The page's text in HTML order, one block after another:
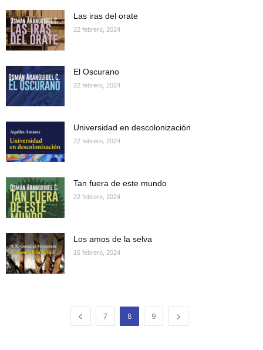
Las iras del orate
22 febrero, 2024
El Oscurano
22 febrero, 2024
Universidad en descolonización
22 febrero, 2024
Tan fuera de este mundo
22 febrero, 2024
Los amos de la selva
16 febrero, 2024
7 8 9